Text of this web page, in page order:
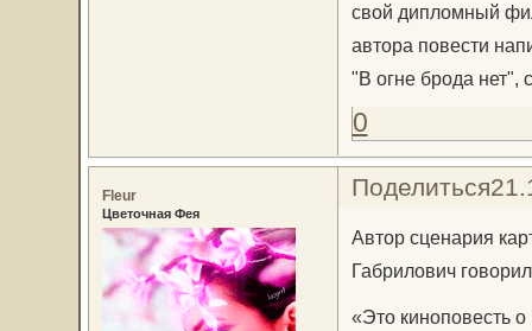
свой дипломный
автора повести
"В огне брода нет",
0
Поделиться
Fleur
Цветочная Фея
Автор сценария
Габрилович
«Это киноповесть